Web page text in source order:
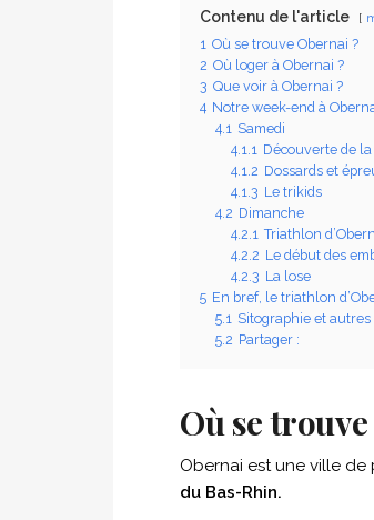
Contenu de l'article
1 Où se trouve Obernai ?
2 Où loger à Obernai ?
3 Que voir à Obernai ?
4 Notre week-end à
4.1 Samedi
4.1.1 Découverte de
4.1.2 Dossards et
4.1.3 Le trikids
4.2 Dimanche
4.2.1 Triathlon
4.2.2 Le début des
4.2.3 La lose
5 En bref, le triathlon
5.1 Sitographie et
5.2 Partager :
Où se
Obernai est une ville de
du Bas-Rhin.